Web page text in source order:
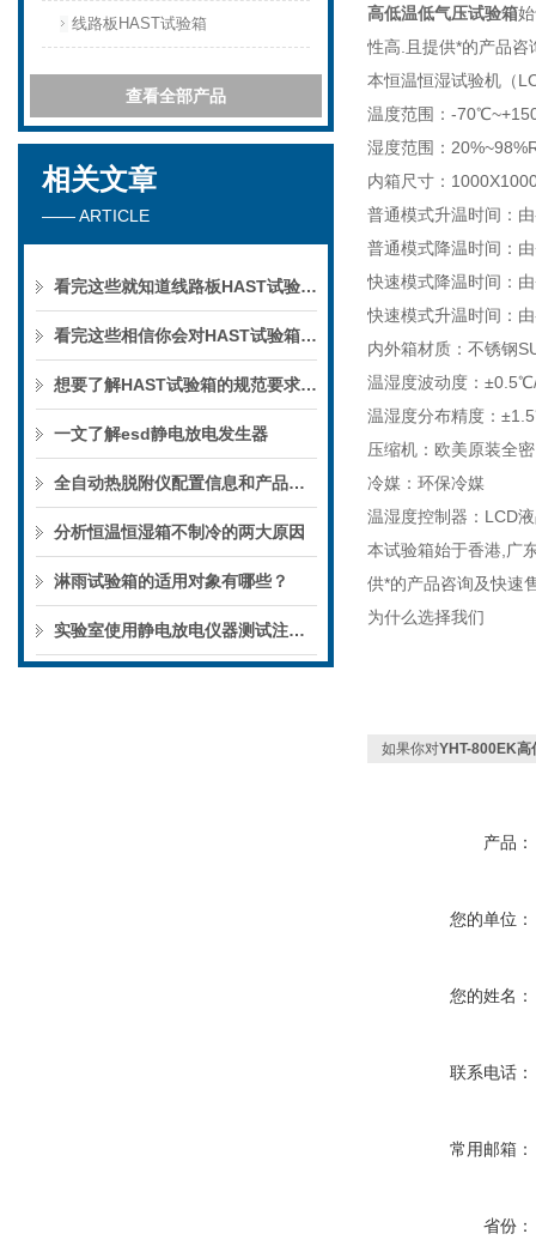
线路板HAST试验箱
查看全部产品
相关文章
—— ARTICLE
看完这些就知道线路板HAST试验箱的实验过程及相关规范了
看完这些相信你会对HAST试验箱有更多了解的
想要了解HAST试验箱的规范要求不妨看看这些
一文了解esd静电放电发生器
全自动热脱附仪配置信息和产品优势
分析恒温恒湿箱不制冷的两大原因
淋雨试验箱的适用对象有哪些？
实验室使用静电放电仪器测试注意事项
高低温低气压试验箱
性高.且提供*的产品咨
本恒温恒湿试验机（
温度范围：-
湿度范围：
内箱尺寸：
普通模式升温时间：
普通模式降温时间：
快速模式降温时间：
快速模式升温时间：
内外箱材质：不锈钢
温湿度波动度：
温湿度分布精度：
压缩机：欧美原装全
冷媒：环保冷媒
温湿度控制器：LCD
本试验箱始于香港,广
供*的产品咨询及快速
为什么选择我们
如果你对YHT-800EK高
产品：
您的单位：
您的姓名：
联系电话：
常用邮箱：
省份：